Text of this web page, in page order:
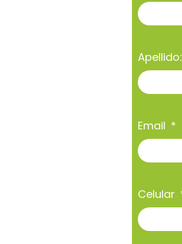
Apellido:
Email
Celular